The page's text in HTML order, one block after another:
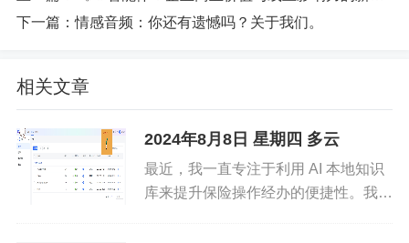
如果您对本文有异议，请先阅读本站《
下一篇：情感音频：你还有遗憾吗？关于我们。
相关文章
2024年8月8日 星期四 多云
最近，我一直专注于利用 AI 本地知识
库来提升保险操作经办的便捷性。我们